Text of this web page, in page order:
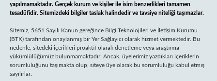
yapılmamaktadır. Gerçek kurum ve kişiler ile isim benzerlikleri tamamen
tesadüfidir. Sitemizdeki bilgiler taslak halindedir ve tavsiye niteliği taşımazlar.
Sitemiz, 5651 Sayılı Kanun gereğince Bilgi Teknolojileri ve İletişim Kurumu
(BTK) tarafından onaylanmış bir Yer Sağlayıcı olarak hizmet vermektedir. Bu
nedenle, sitedeki içerikleri proaktif olarak denetleme veya araştırma
yükümlülüğümüz bulunmamaktadır. Ancak, üyelerimiz yazdıkları içeriklerin
sorumluluğunu taşımakta olup, siteye üye olarak bu sorumluluğu kabul etmiş
sayılırlar.